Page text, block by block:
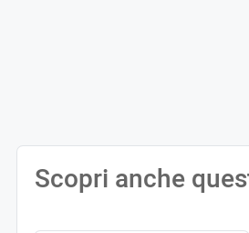
Scopri anche